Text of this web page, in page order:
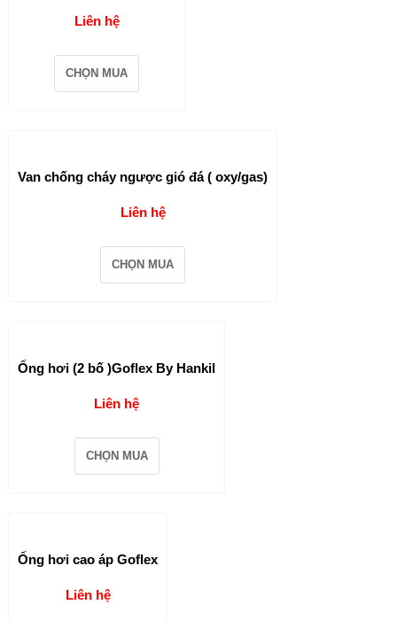
Liên hệ
CHỌN MUA
Van chống cháy ngược gió đá ( oxy/gas)
Liên hệ
CHỌN MUA
Ống hơi (2 bố )Goflex By Hankil
Liên hệ
CHỌN MUA
Ống hơi cao áp Goflex
Liên hệ